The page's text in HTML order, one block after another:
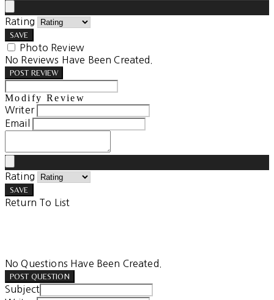
Rating
SAVE
Photo Review
No Reviews Have Been Created.
POST REVIEW
Modify Review
Writer
Email
Rating
SAVE
Return To List
No Questions Have Been Created.
POST QUESTION
Subject